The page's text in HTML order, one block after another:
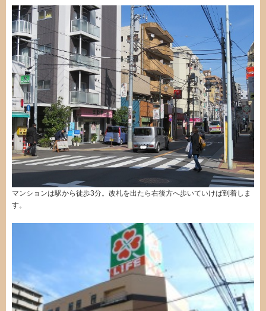
マンションは駅から徒歩3分。改札を出たら右後方へ歩いていけば到着しま
す。